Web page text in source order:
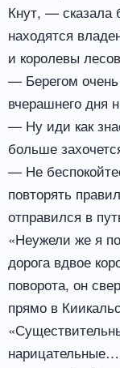
Кнут, —
находятся
и королевы
— Берегом
вчерашнего дня
— Ну иди как
больше
— Не
повторять
отправился в
«Неужели же я
дорога вдвое
поворота, он
прямо в